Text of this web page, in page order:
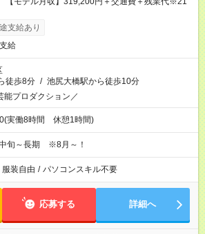
支給あり
給
徒歩8分 / 池尻大橋駅から徒歩10分
プロダクション／
実働8時間 休憩1時間)
旬～長期 ※8月～！
服装自由 / パソコンスキル不要
応募する 詳細へ